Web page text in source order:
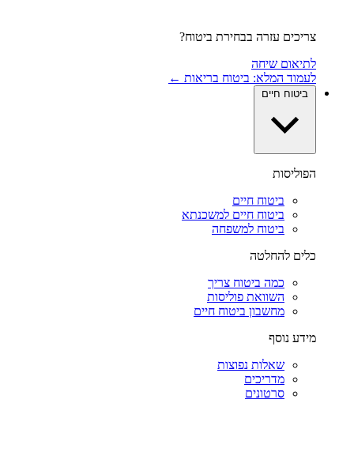
צריכים עזרה בבחירת ביטוח?
לתיאום שיחה
לעמוד המלא: ביטוח בריאות ←
ביטוח חיים
הפוליסות
ביטוח חיים
ביטוח חיים למשכנתא
ביטוח למשפחה
כלים להחלטה
כמה ביטוח צריך
השוואת פוליסות
מחשבון ביטוח חיים
מידע נוסף
שאלות נפוצות
מדריכים
סרטונים